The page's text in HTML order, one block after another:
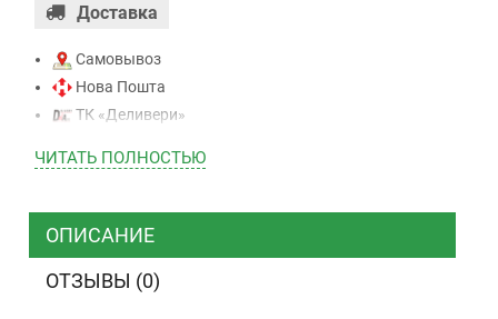
Доставка
Самовывоз
Нова Пошта
ТК «Деливери»
ТК “Justin”
ТК ”УкрПочта”
ЧИТАТЬ ПОЛНОСТЬЮ
ОПИСАНИЕ
ОТЗЫВЫ (0)